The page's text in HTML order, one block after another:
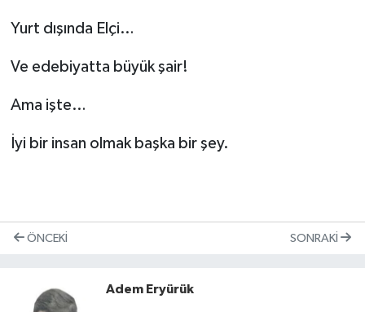
Yurt dışında Elçi…
Ve edebiyatta büyük şair!
Ama işte…
İyi bir insan olmak başka bir şey.
ÖNCEKI SONRAKI
Adem Eryürük